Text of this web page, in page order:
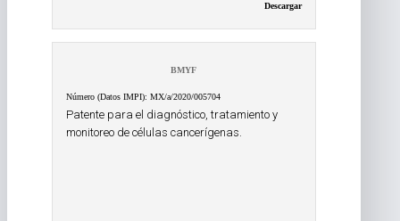
Descargar
BMYF
Número (Datos IMPI): MX/a/2020/005704
Patente para el diagnóstico, tratamiento y
monitoreo de células cancerígenas.